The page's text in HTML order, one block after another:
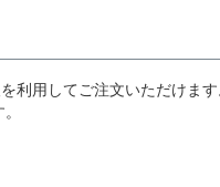
利用してご注文いただけま